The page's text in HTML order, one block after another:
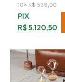
10× R$ 539,00
PIX
R$ 5.120,50